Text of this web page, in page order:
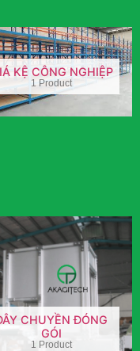
KỆ CÔNG NGHIỆP
1 Product
CHUYỀN ĐÓNG
GÓI
1 Product